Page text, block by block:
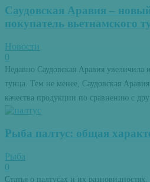
Саудовская Аравия –
покупатель вьетнамского
Новости
0
Недавно Саудовская Аравия увеличила
тунца. Тем не менее, Саудовская Аравия
качества продукции по сравнению с
Рыба палтус: общая
Рыба
0
Статья о палтусах и их